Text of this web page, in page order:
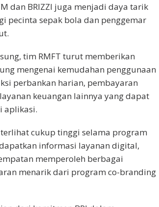
dan BRIZZI juga menjadi daya tarik
pecinta sepak bola dan penggemar
tim RMFT turut memberikan
mengenai kemudahan penggunaan
perbankan harian, pembayaran
keuangan lainnya yang dapat
aplikasi.
cukup tinggi selama program
informasi layanan digital,
memperoleh berbagai
menarik dari program co-branding